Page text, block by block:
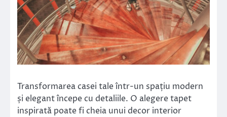
Transformarea casei tale într-un spațiu modern
și elegant începe cu detaliile. O alegere tapet
inspirată poate fi cheia unui decor interior